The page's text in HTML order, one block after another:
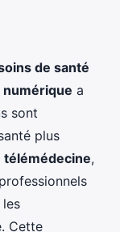
de santé
numérique a
sont
plus
télémédecine,
Cette